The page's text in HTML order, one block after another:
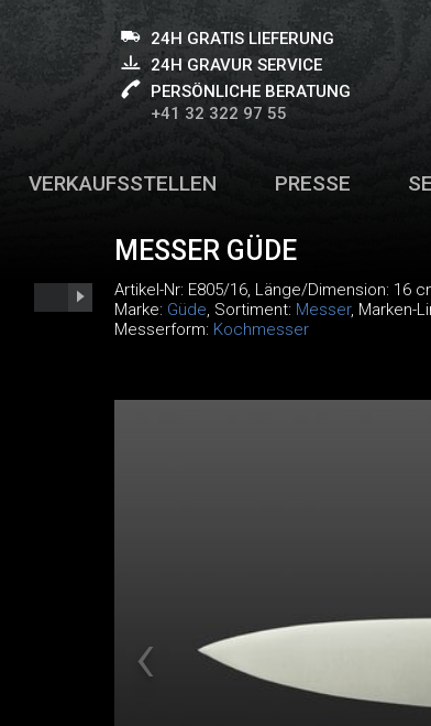
24H GRATIS LIEFERUNG
24H GRAVUR SERVICE
PERSÖNLICHE BERATUNG
+41 32 322 97 55
VERKAUFSSTELLEN PRESSE
MESSER GÜDE
Artikel-Nr: E805/16, Länge/Dimension: 16
Marke: Güde, Sortiment: Messer, Marken-
Messerform: Kochmesser